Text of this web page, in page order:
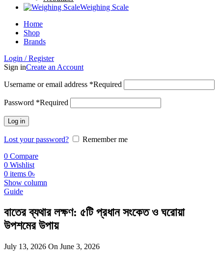
Weighing Scale
Home
Shop
Brands
Login / Register
Sign inCreate an Account
Username or email address *Required
Password *Required
Log in
Lost your password?
Remember me
0 Compare
0 Wishlist
0 items 0৳
Show column
Guide
বাতের ব্যথার লক্ষণ: ৫টি প্রধান সংকেত ও ঘরোয়া
উপশমের উপায়
July 13, 2026 On June 3, 2026